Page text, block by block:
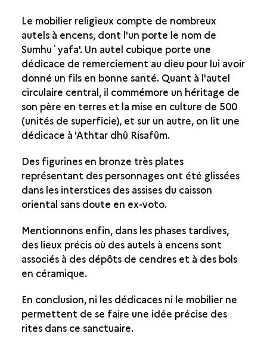
Le mobilier religieux compte de nombreux
autels à encens, dont l'un porte le nom de
Sumhuʿyafa'. Un autel cubique porte une
dédicace de remerciement au dieu pour lui avoir
donné un fils en bonne santé. Quant à l'autel
circulaire central, il commémore un héritage de
son père en terres et la mise en culture de 500
(unités de superficie), et sur un autre, on lit une
dédicace à 'Athtar dhû Risafûm.
Des figurines en bronze très plates
représentant des personnages ont été glissées
dans les interstices des assises du caisson
oriental sans doute en ex-voto.
Mentionnons enfin, dans les phases tardives,
des lieux précis où des autels à encens sont
associés à des dépôts de cendres et à des bols
en céramique.
En conclusion, ni les dédicaces ni le mobilier ne
permettent de se faire une idée précise des
rites dans ce sanctuaire.